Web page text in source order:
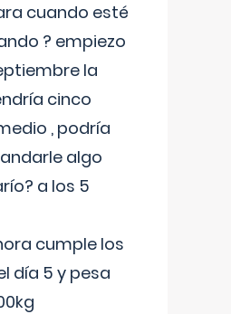
cuando esté
? empiezo
la
cinco
, podría
algo
a los 5
cumple los
día 5 y pesa